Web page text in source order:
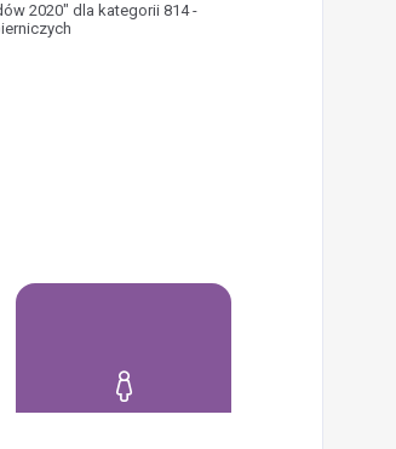
2020" dla kategorii 814 -